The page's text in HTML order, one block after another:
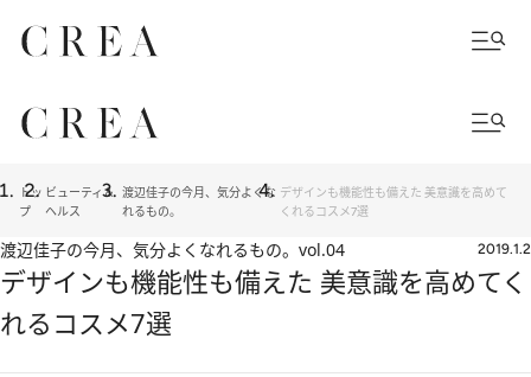
トッ
プ
ビューティ＆
ヘルス
渡辺佳子の今月、気分よくな
れるもの。
デザインも機能性も備えた 美意識を高めて
くれるコスメ7選
渡辺佳子の今月、気分よくなれるもの。 vol.04 2019.1.2
デザインも機能性も備えた 美意識を高めてく
れるコスメ7選